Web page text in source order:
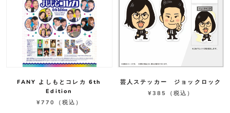
FANY よしもとコレカ 6th
Edition
¥770
（税込）
芸人ステッカー ジョックロック
¥385
（税込）